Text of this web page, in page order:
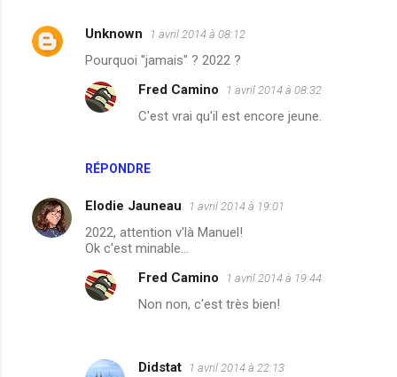
C
a
Unknown 1 avril 2014 à 08:12
Pourquoi "jamais" ? 2022 ?
RÉPONDRE
Fred Camino 1 avril 2014 à 08:32
C'est vrai qu'il est encore jeune.
Elodie Jauneau 1 avril 2014 à 19:01
2022, attention v'là Manuel!
Ok c'est minable...
Fred Camino 1 avril 2014 à 19:44
Non non, c'est très bien!
Didstat 1 avril 2014 à 22:13